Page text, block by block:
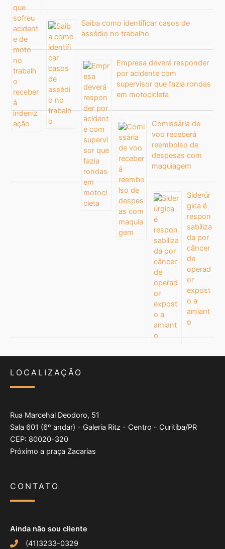
Saiba como identificar casos de
assédio no trabalho
Empresa deverá responder
por acidente com
supervisor que fazia rondas
em motocicleta
Comissária de
voo receberá
reembolso de
despesas com
maquiagem
Siderúr
gica é
respon
sabiliza
da por
câncer
de
operad
or
expost
o a
amiant
o
LOCALIZAÇÃO
Rua Marcehal Deodoro, 51
Sala 601 (6º andar) - Galeria Ritz - Centro - Curitiba/PR
CEP: 80020-320
Próximo a praça Zacarias
CONTATO
Ainda não sou cliente
(41)3233-0329